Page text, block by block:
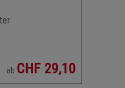
ab CHF 29,10